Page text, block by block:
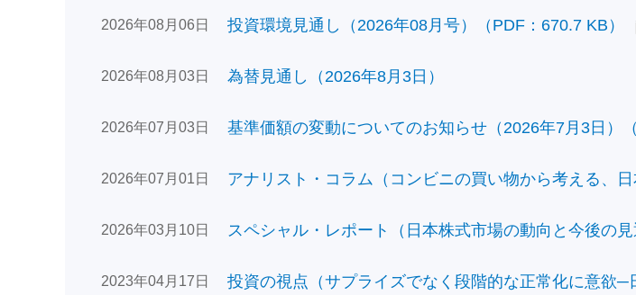
2026年08月06日 投資環境見通し（2026年08月号）（PDF：670.7 KB）
2026年08月03日 為替見通し（2026年8月3日）
2026年07月03日 基準価額の変動についてのお知らせ（2026年7月3日）
2026年07月01日 アナリスト・コラム（コンビニの買い物から考える、
2026年03月10日 スペシャル・レポート（日本株式市場の動向と今後の
2023年04月17日 投資の視点（サプライズでなく段階的な正常化に意欲─